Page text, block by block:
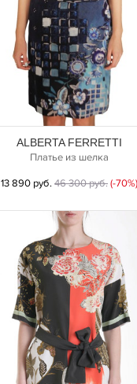
ALBERTA FERRETTI
Платье из шелка
13 890 руб.46 300 руб.(-70%)